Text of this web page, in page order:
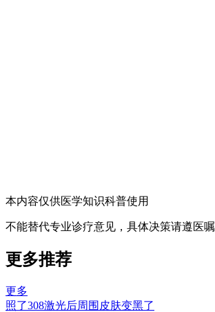
本内容仅供医学知识科普使用
不能替代专业诊疗意见，具体决策请遵医嘱
更多推荐
更多
照了308激光后周围皮肤变黑了